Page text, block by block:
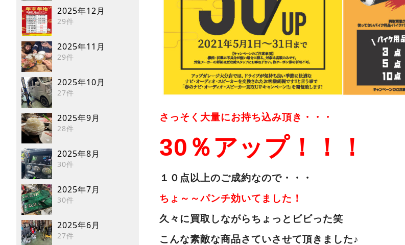
2025年12月
29件
2025年11月
29件
2025年10月
27件
2025年9月
28件
2025年8月
30件
2025年7月
30件
2025年6月
27件
さっそく大量にお持ち込み頂き・・・
30％アップ！！！
１０点以上のご成約なので・・・
ちょ～～パンチ効いてました！
久々に買取しながらちょっとビビった笑
こんな素敵な商品さていさせて頂きました♪